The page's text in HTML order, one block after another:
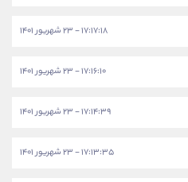
۱۷:۱۷:۱۸ - ۲۳ شهریور ۱۴۰۱
۱۷:۱۶:۱۰ - ۲۳ شهریور ۱۴۰۱
۱۷:۱۴:۳۹ - ۲۳ شهریور ۱۴۰۱
۱۷:۱۳:۳۵ - ۲۳ شهریور ۱۴۰۱